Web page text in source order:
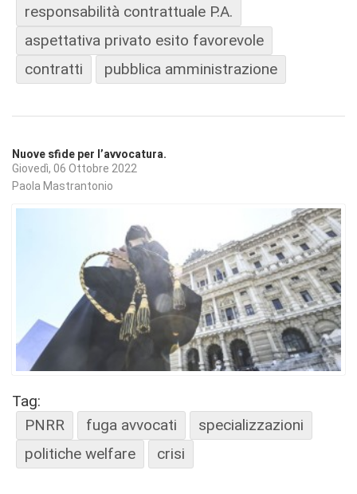
responsabilità contrattuale P.A.
aspettativa privato esito favorevole
contratti
pubblica amministrazione
Nuove sfide per l’avvocatura.
Giovedì, 06 Ottobre 2022
Paola Mastrantonio
Tag:
PNRR
fuga avvocati
specializzazioni
politiche welfare
crisi